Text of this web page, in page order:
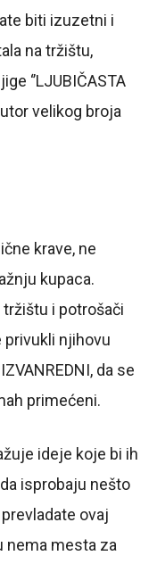
biti izuzetni i
na tržištu,
‘’LJUBIČASTA
velikog broja
krave, ne
kupaca.
i potrošači
privukli njihovu
da se
primećeni.
ideje koje bi ih
isprobaju nešto
ovaj
nema mesta za